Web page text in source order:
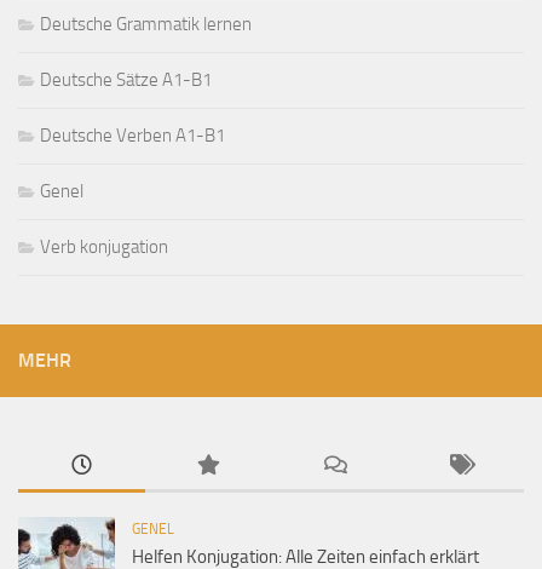
Deutsche Grammatik lernen
Deutsche Sätze A1-B1
Deutsche Verben A1-B1
Genel
Verb konjugation
MEHR
GENEL
Helfen Konjugation: Alle Zeiten einfach erklärt